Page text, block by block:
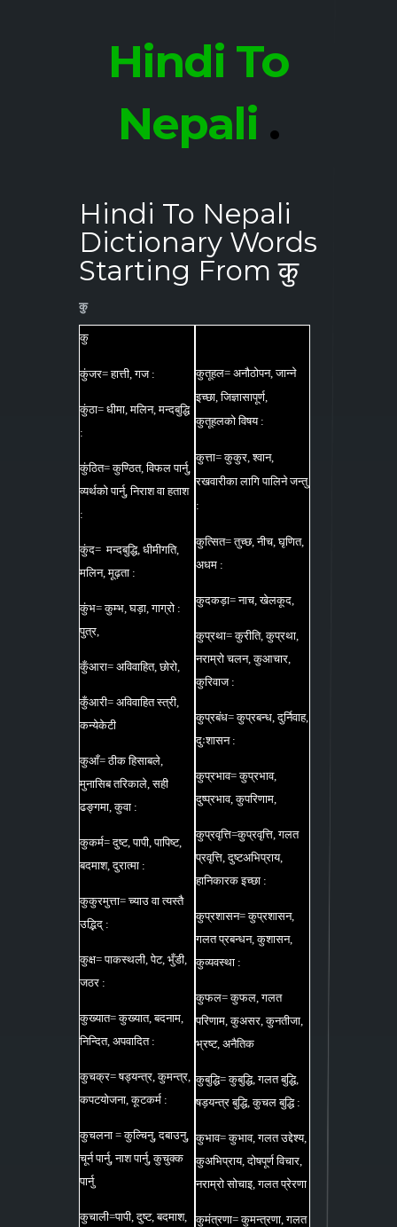
Hindi To
Nepali .
Hindi To Nepali
Dictionary Words
Starting From कु
कु
कु
कुंजर= हात्ती, गज :
कुंठा= धीमा, मलिन, मन्दबुद्धि
:
कुंठित= कुण्ठित, विफल पार्नु,
व्यर्थको पार्नु, निराश वा हताश
:
कुंद= मन्दबुद्धि, धीमीगति,
मलिन, मूढ़ता :
कुंभ= कुम्भ, घड़ा, गाग्रो :
पुत्र,
कुँआरा= अविवाहित, छोरो,
कुँआरी= अविवाहित स्त्री,
कन्येकेटी
कुआँ= ठीक हिसाबले,
मुनासिब तरिकाले, सही
ढङ्गमा, कुवा :
कुकर्म= दुष्ट, पापी, पापिष्ट,
बदमाश, दुरात्मा :
कुकुरमुत्ता= च्याउ वा त्यस्तै
उद्भिद् :
कुक्ष= पाकस्थली, पेट, भुँडी,
जठर :
कुख्यात= कुख्यात, बदनाम,
निन्दित, अपवादित :
कुचक्र= षड्यन्त्र, कुमन्त्र,
कपटयोजना, कूटकर्म :
कुचलना = कुल्चिनु, दबाउनु,
चूर्न पार्नु, नाश पार्नु, कुचुक्क
पार्नु
कुचाली=पापी, दुष्ट, बदमाश,
कुतूहल= अनौठोपन, जान्ने
इच्छा, जिज्ञासापूर्ण,
कुतूहलको विषय :
कुत्ता= कुकुर, श्वान,
रखवारीका लागि पालिने जन्तु
:
कुत्सित= तुच्छ, नीच, घृणित,
अधम :
कुदकड़ा= नाच, खेलकूद,
कुप्रथा= कुरीति, कुप्रथा,
नराम्रो चलन, कुआचार,
कुरिवाज :
कुप्रबंध= कुप्रबन्ध, दुर्निवाह,
दुःशासन :
कुप्रभाव= कुप्रभाव,
दुष्प्रभाव, कुपरिणाम,
कुप्रवृत्ति=कुप्रवृत्ति, गलत
प्रवृत्ति, दुष्टअभिप्राय,
हानिकारक इच्छा :
कुप्रशासन= कुप्रशासन,
गलत प्रबन्धन, कुशासन,
कुव्यवस्था :
कुफल= कुफल, गलत
परिणाम, कुअसर, कुनतीजा,
भ्रष्ट, अनैतिक
कुबुद्धि= कुबुद्धि, गलत बुद्धि,
षड़यन्त्र बुद्धि, कुचल बुद्धि :
कुभाव= कुभाव, गलत उद्देश्य,
कुअभिप्राय, दोषपूर्ण विचार,
नराम्रो सोचाइ, गलत प्रेरणा
कुमंत्रणा= कुमन्त्रणा, गलत